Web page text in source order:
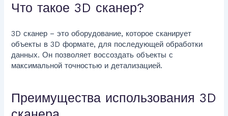
Что такое 3D сканер?
3D сканер – это оборудование, которое сканирует
объекты в 3D формате, для последующей обработки
данных. Он позволяет воссоздать объекты с
максимальной точностью и детализацией.
Преимущества использования 3D